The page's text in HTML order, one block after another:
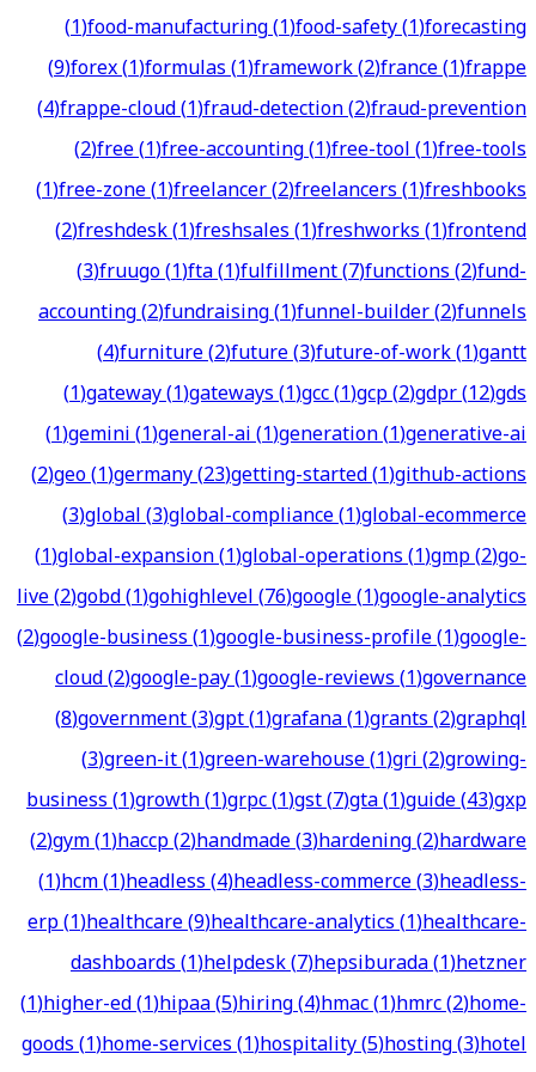
(1)food-manufacturing(1)food-safety(1)forecasting
(9)forex(1)formulas(1)framework(2)france(1)frappe
(4)frappe-cloud(1)fraud-detection(2)fraud-prevention
(2)free(1)free-accounting(1)free-tool(1)free-tools
(1)free-zone(1)freelancer(2)freelancers(1)freshbooks
(2)freshdesk(1)freshsales(1)freshworks(1)frontend
(3)fruugo(1)fta(1)fulfillment(7)functions(2)fund-
accounting(2)fundraising(1)funnel-builder(2)funnels
(4)furniture(2)future(3)future-of-work(1)gantt
(1)gateway(1)gateways(1)gcc(1)gcp(2)gdpr(12)gds
(1)gemini(1)general-ai(1)generation(1)generative-ai
(2)geo(1)germany(23)getting-started(1)github-actions
(3)global(3)global-compliance(1)global-ecommerce
(1)global-expansion(1)global-operations(1)gmp(2)go-
live(2)gobd(1)gohighlevel(76)google(1)google-analytics
(2)google-business(1)google-business-profile(1)google-
cloud(2)google-pay(1)google-reviews(1)governance
(8)government(3)gpt(1)grafana(1)grants(2)graphql
(3)green-it(1)green-warehouse(1)gri(2)growing-
business(1)growth(1)grpc(1)gst(7)gta(1)guide(43)gxp
(2)gym(1)haccp(2)handmade(3)hardening(2)hardware
(1)hcm(1)headless(4)headless-commerce(3)headless-
erp(1)healthcare(9)healthcare-analytics(1)healthcare-
dashboards(1)helpdesk(7)hepsiburada(1)hetzner
(1)higher-ed(1)hipaa(5)hiring(4)hmac(1)hmrc(2)home-
goods(1)home-services(1)hospitality(5)hosting(3)hotel